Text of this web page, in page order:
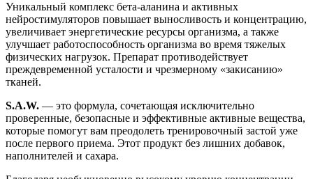
Уникальный комплекс бета-аланина и активных
нейростимуляторов повышает выносливость и концентрацию,
увеличивает энергетические ресурсы организма, а также
улучшает работоспособность организма во время тяжелых
физических нагрузок. Препарат противодействует
преждевременной усталости и чрезмерному «закисанию»
тканей.
S.A.W. — это формула, сочетающая исключительно
проверенные, безопасные и эффективные активные вещества,
которые помогут вам преодолеть тренировочный застой уже
после первого приема. Этот продукт без лишних добавок,
наполнителей и сахара.